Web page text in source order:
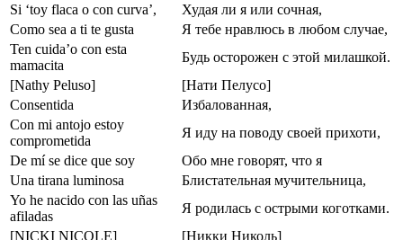
Si ‘toy flaca o con curva’,
Худая ли я или сочная,
Сomo sеa a ti te gusta
Я тебе нравлюсь в любом случае,
Ten cuida’o con esta
mamacita
Будь осторожен с этой милашкой.
[Nathy Peluso]
[Нати Пелусо]
Consentida
Избалованная,
Con mi antojo estoy
comprometida
Я иду на поводу своей прихоти,
De mí se dice que soy
Обо мне говорят, что я
Una tirana luminosa
Блистательная мучительница,
Yo he nacido con las uñas
afiladas
Я родилась с острыми коготками.
[NICKI NICOLE]
[Никки Николь]